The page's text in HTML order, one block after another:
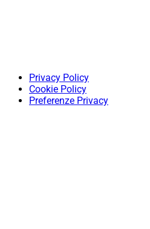
Privacy Policy
Cookie Policy
Preferenze Privacy